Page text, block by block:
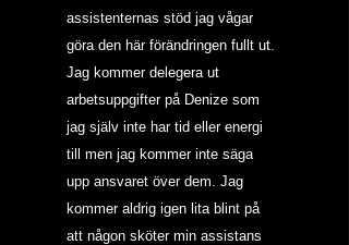
assistenternas stöd jag vågar
göra den här förändringen fullt ut.
Jag kommer delegera ut
arbetsuppgifter på Denize som
jag själv inte har tid eller energi
till men jag kommer inte säga
upp ansvaret över dem. Jag
kommer aldrig igen lita blint på
att någon sköter min assistans